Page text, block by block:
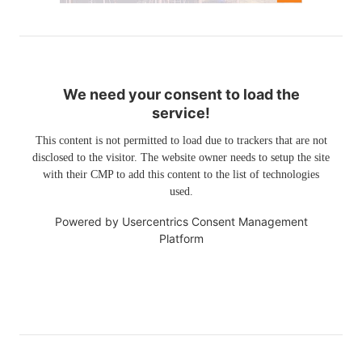
We need your consent to load the
service!
This content is not permitted to load due to trackers that are not
disclosed to the visitor. The website owner needs to setup the site
with their CMP to add this content to the list of technologies
used.
Powered by Usercentrics Consent Management
Platform